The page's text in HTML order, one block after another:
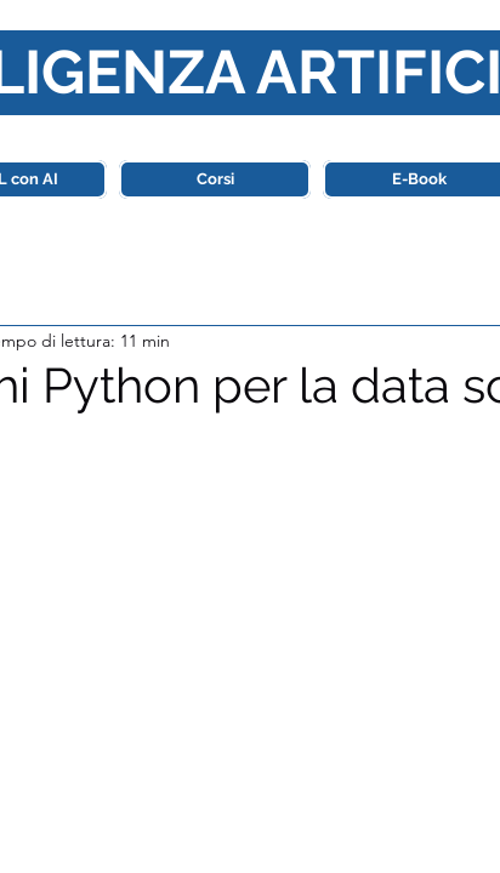
con AI Corsi E-Book
Python per la data
di lettura: 11 min
NaN stelle su 5.